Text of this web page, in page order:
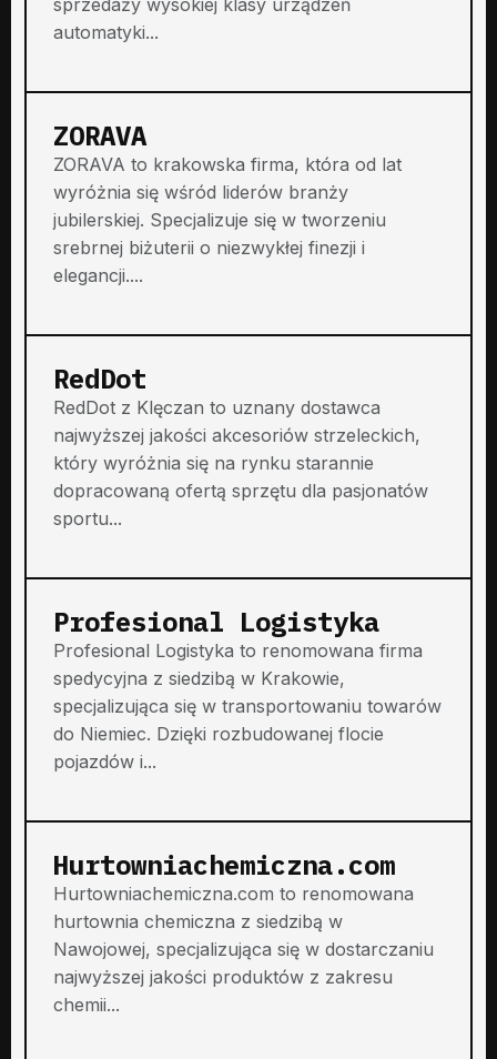
automatyki...
ZORAVA
ZORAVA to krakowska firma, która od lat
wyróżnia się wśród liderów branży
jubilerskiej. Specjalizuje się w tworzeniu
srebrnej biżuterii o niezwykłej finezji i
elegancji....
RedDot
RedDot z Klęczan to uznany dostawca
najwyższej jakości akcesoriów strzeleckich,
który wyróżnia się na rynku starannie
dopracowaną ofertą sprzętu dla pasjonatów
sportu...
Profesional Logistyka
Profesional Logistyka to renomowana firma
spedycyjna z siedzibą w Krakowie,
specjalizująca się w transportowaniu towarów
do Niemiec. Dzięki rozbudowanej flocie
pojazdów i...
Hurtowniachemiczna.com
Hurtowniachemiczna.com to renomowana
hurtownia chemiczna z siedzibą w
Nawojowej, specjalizująca się w dostarczaniu
najwyższej jakości produktów z zakresu
chemii...